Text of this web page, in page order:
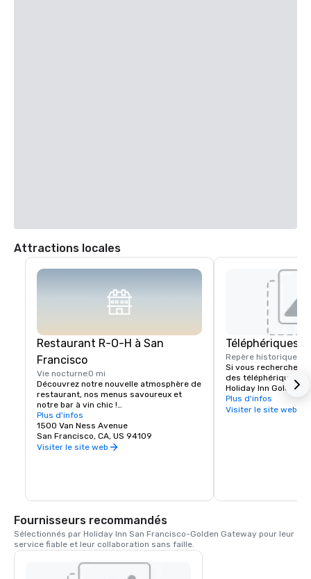
Attractions locales
Restaurant R-O-H à San
Francisco
Vie nocturne0 mi
Découvrez notre nouvelle atmosphère de
restaurant, nos menus savoureux et
notre bar à vin chic !
Les clients séjournant à l'hôtel Holiday
Inn San Francisco n'ont pas à s'aventurer
bien loin pour trouver un délicieux
artisanale locale et internationale, un bar
de Sonoma, une sélection de spiritueux
et un menu de plats provenant de l'un
des quartiers emblématiques de San
Francisco. Le bar-restaurant R-O-H est
la pièce maîtresse de notre nouveau hall
dynamique, qui accueillera les clients
Plus d'infos
1500 Van Ness Avenue
San Francisco, CA, US 94109
Visiter le site web
Téléphériques
Repère historique
Si vous recherchez
des téléphériques
Holiday Inn Golden
quelques pas de
téléphériques
Plus d'infos
Visiter le site web
Fournisseurs recommandés
Sélectionnés par Holiday Inn San Francisco-Golden Gateway pour leur
service fiable et leur collaboration sans faille.